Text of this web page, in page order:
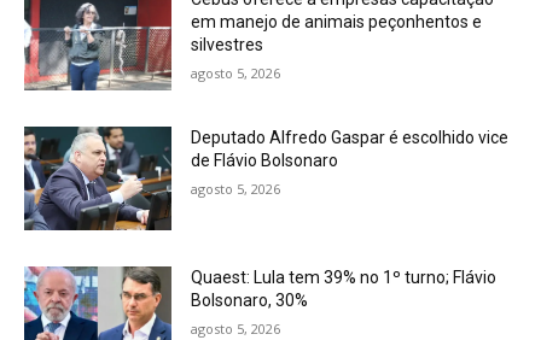
em manejo de animais peçonhentos e
silvestres
agosto 5, 2026
Deputado Alfredo Gaspar é escolhido vice
de Flávio Bolsonaro
agosto 5, 2026
Quaest: Lula tem 39% no 1º turno; Flávio
Bolsonaro, 30%
agosto 5, 2026